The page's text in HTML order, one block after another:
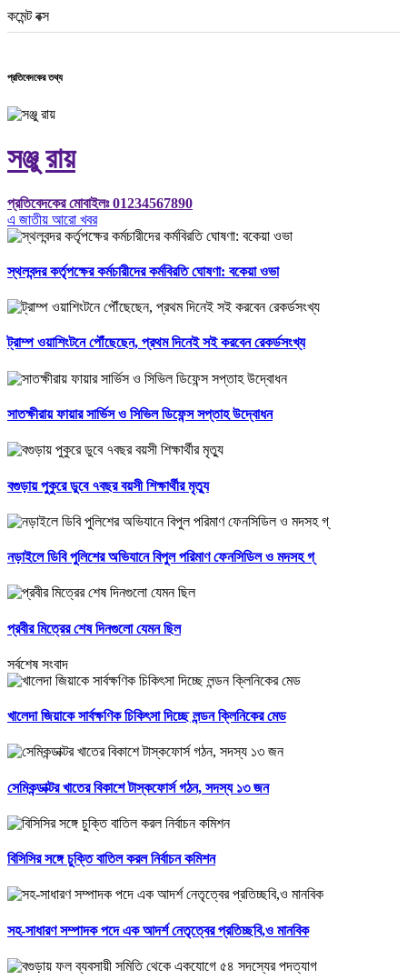
কমেন্ট বক্স
প্রতিবেদকের তথ্য
সঞ্জু রায়
প্রতিবেদকের মোবাইলঃ 01234567890
এ জাতীয় আরো খবর
স্থলবন্দর কর্তৃপক্ষের কর্মচারীদের কর্মবিরতি ঘোষণা: বকেয়া ওভা
ট্রাম্প ওয়াশিংটনে পৌঁছেছেন, প্রথম দিনেই সই করবেন রেকর্ডসংখ্য
সাতক্ষীরায় ফায়ার সার্ভিস ও সিভিল ডিফেন্স সপ্তাহ উদ্বোধন
বগুড়ায় পুকুরে ডুবে ৭বছর বয়সী শিক্ষার্থীর মৃত্যু
নড়াইলে ডিবি পুলিশের অভিযানে বিপুল পরিমাণ ফেনসিডিল ও মদসহ গ্
প্রবীর মিত্রের শেষ দিনগুলো যেমন ছিল
সর্বশেষ সংবাদ
খালেদা জিয়াকে সার্বক্ষণিক চিকিৎসা দিচ্ছে লন্ডন ক্লিনিকের মেড
সেমিকন্ডাক্টর খাতের বিকাশে টাস্কফোর্স গঠন, সদস্য ১৩ জন
বিসিসির সঙ্গে চুক্তি বাতিল করল নির্বাচন কমিশন
সহ-সাধারণ সম্পাদক পদে এক আদর্শ নেতৃত্বের প্রতিচ্ছবি,ও মানবিক